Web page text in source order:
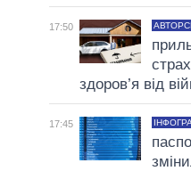
17:50
здоров’я від
17:45